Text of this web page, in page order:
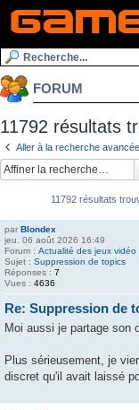
FORUM
11792 résultats
Aller à la recherche avancée
11792 résultats
par Blondex
jeu. 06 août 2026 16:49
Forum : Actualité des jeux vidéo
Sujet : Suppression de topics
Réponses : 7
Vues : 4636
Re: Suppression de
Moi aussi je partage son
Plus sérieusement, je
discret qu'il avait laissé